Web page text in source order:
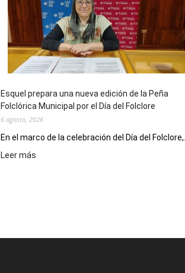
sus
90
años
con
un
Conversatorio
Escritores
Locales
Esquel prepara una nueva edición de la Peña
Folclórica Municipal por el Día del Folclore
6 agosto, 2026
En el marco de la celebración del Día del Folclore,...
Leer más